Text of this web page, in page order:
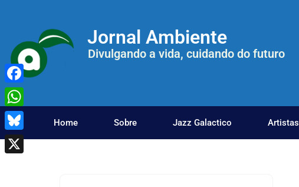
para
o
conteúdo
Jornal Ambiente
Divulgando a vida, cuidando do futuro
Home Sobre Jazz Galactico Artistas
Facebook
WhatsApp
Bluesky